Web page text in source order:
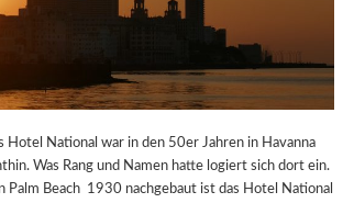
Hotel National war in den 50er Jahren in Havanna
Was Rang und Namen hatte logiert sich dort ein.
Palm Beach 1930 nachgebaut ist das Hotel National